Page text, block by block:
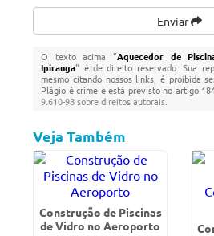
Enviar
O texto acima "Aquecedor de
Ipiranga" é de direito reservado. Sua
mesmo citando nossos links, é proibida
Plágio é crime e está previsto no artigo
9.610-98 sobre direitos autorais
Veja Também
Construção de Piscinas
de Vidro no Aeroporto